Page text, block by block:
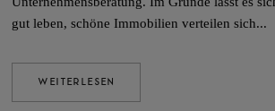
gut leben, schöne Immobilien verteilen sich...
WEITERLESEN